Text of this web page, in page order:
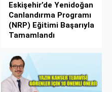
Eskişehir’de Yenidoğan
Canlandırma Programı
(NRP) Eğitimi Başarıyla
Tamamlandı